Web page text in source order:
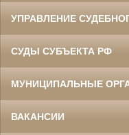
УПРАВЛЕНИЕ
СУДЫ СУБЪЕКТА РФ
МУНИЦИПАЛЬНЫЕ
ВАКАНСИИ